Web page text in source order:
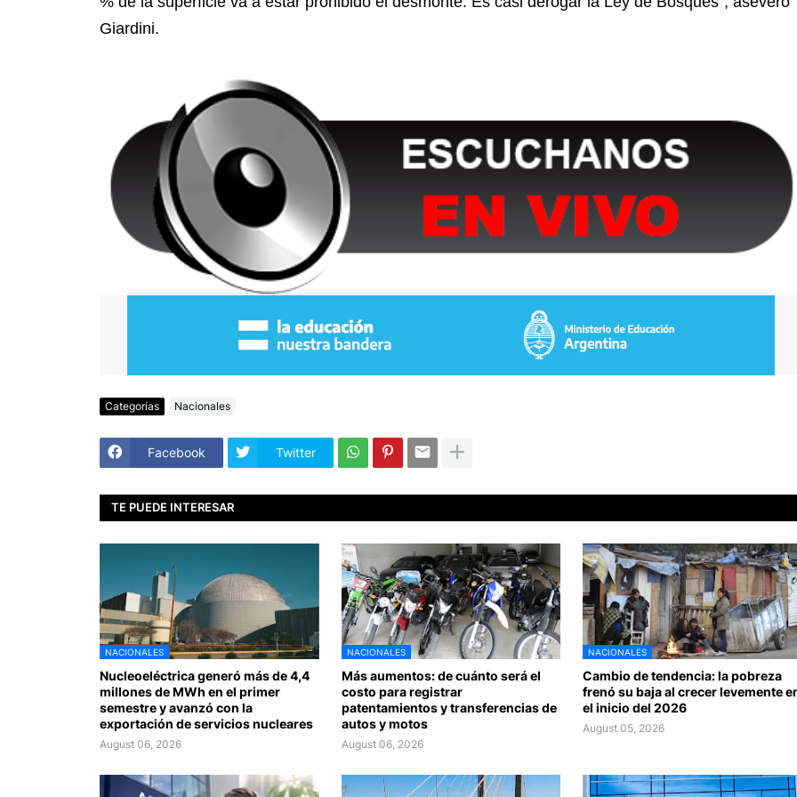
Giardini.
Categorías Nacionales
Facebook Twitter
TE PUEDE INTERESAR
NACIONALES
Nucleoeléctrica generó más de 4,4
millones de MWh en el primer
semestre y avanzó con la
exportación de servicios nucleares
August 06, 2026
NACIONALES
Más aumentos: de cuánto será el
costo para registrar
patentamientos y transferencias de
autos y motos
August 06, 2026
NACIONALES
Cambio de tendencia: la pobreza
frenó su baja al crecer levemente
el inicio del 2026
August 05, 2026